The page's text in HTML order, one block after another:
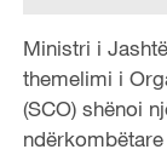
Ministri i
themelimi i
(SCO) shënoi